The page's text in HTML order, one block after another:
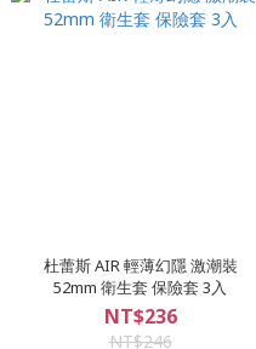
杜蕾斯 AIR 輕薄幻隱 激潮裝
52mm 衛生套 保險套 3入
NT$236
NT$246